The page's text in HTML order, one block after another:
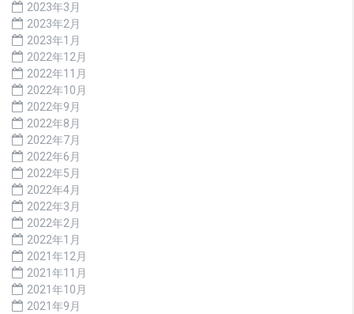
2023年3月
2023年2月
2023年1月
2022年12月
2022年11月
2022年10月
2022年9月
2022年8月
2022年7月
2022年6月
2022年5月
2022年4月
2022年3月
2022年2月
2022年1月
2021年12月
2021年11月
2021年10月
2021年9月